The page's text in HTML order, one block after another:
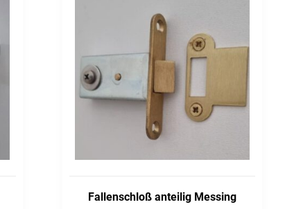
Fallenschloß anteilig Messing